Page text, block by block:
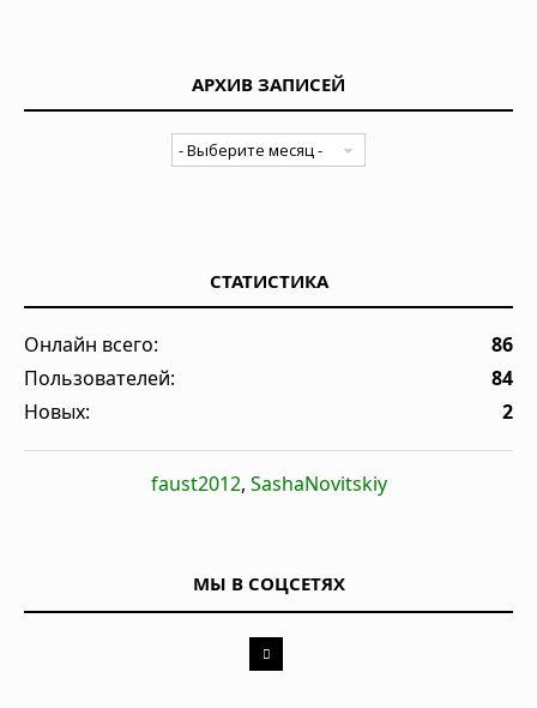
АРХИВ ЗАПИСЕЙ
СТАТИСТИКА
Онлайн всего:
86
Пользователей:
84
Новых:
2
faust2012, SashaNovitskiy
МЫ В СОЦСЕТЯХ